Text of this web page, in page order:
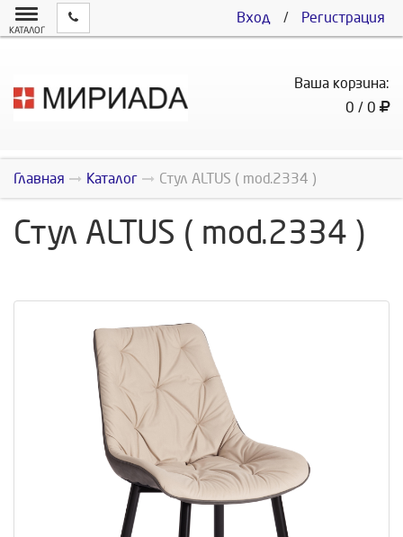
Вход / Регистрация
КАТАЛОГ
Ваша корзина:
0 / 0
Главная Каталог Стул ALTUS ( mod.2334 )
Стул ALTUS ( mod.2334 )